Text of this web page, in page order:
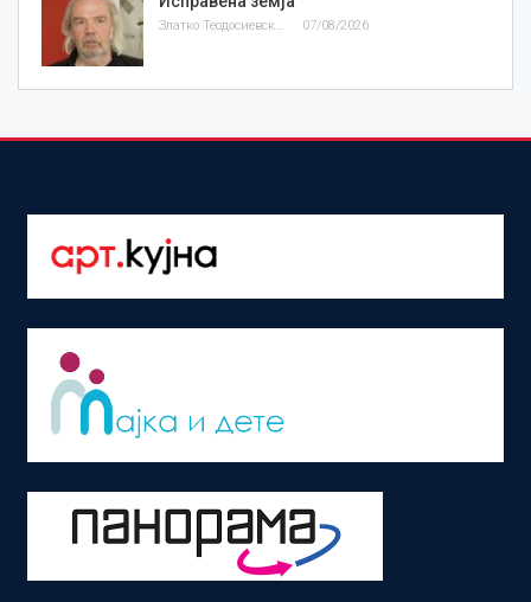
Златко Теодосиевски 07/08/2026